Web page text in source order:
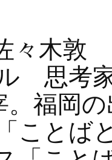
々⽊敦
思考
。福岡
ことば